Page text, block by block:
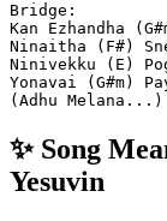
Bridge:
Kan Ezhandha
Ninaitha (F#)
Ninivekku (E)
Yonavai (G#m)
(Adhu Melana...)
✨ Song
Yesuvin